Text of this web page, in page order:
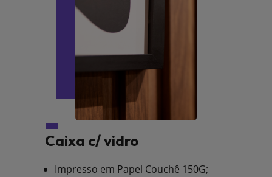
Caixa c/ vidro
Impresso em Papel Couchê 150G;